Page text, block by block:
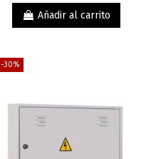
Añadir al carrito
-30%